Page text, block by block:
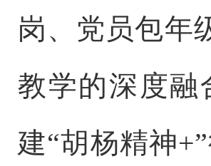
岗、党员包年
教学的深度融
建“胡杨精神+”